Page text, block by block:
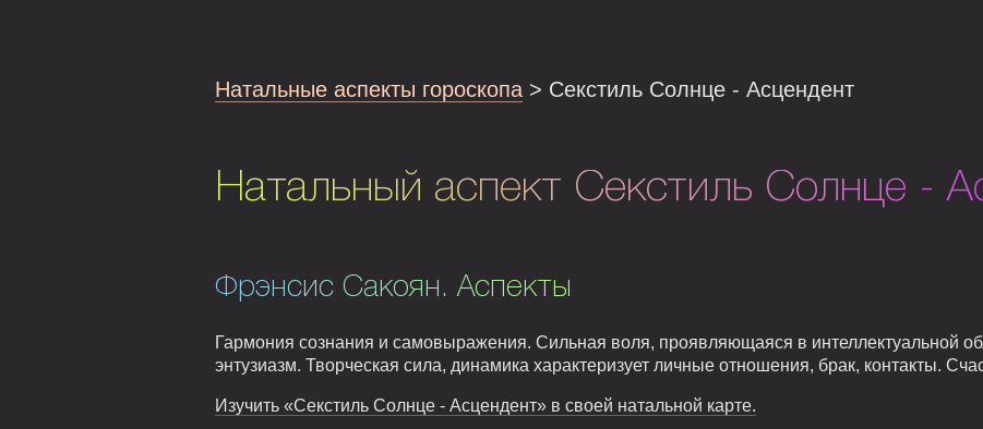
Натальные аспекты гороскопа > Секстиль Солнце - Асцендент
Натальный аспект Секстиль Солнце -
Фрэнсис Сакоян. Аспекты
Гармония сознания и самовыражения. Сильная воля, проявляющаяся в интеллектуальной
энтузиазм. Творческая сила, динамика характеризует личные отношения, брак, контакты.
Изучить «Секстиль Солнце - Асцендент» в своей натальной карте.